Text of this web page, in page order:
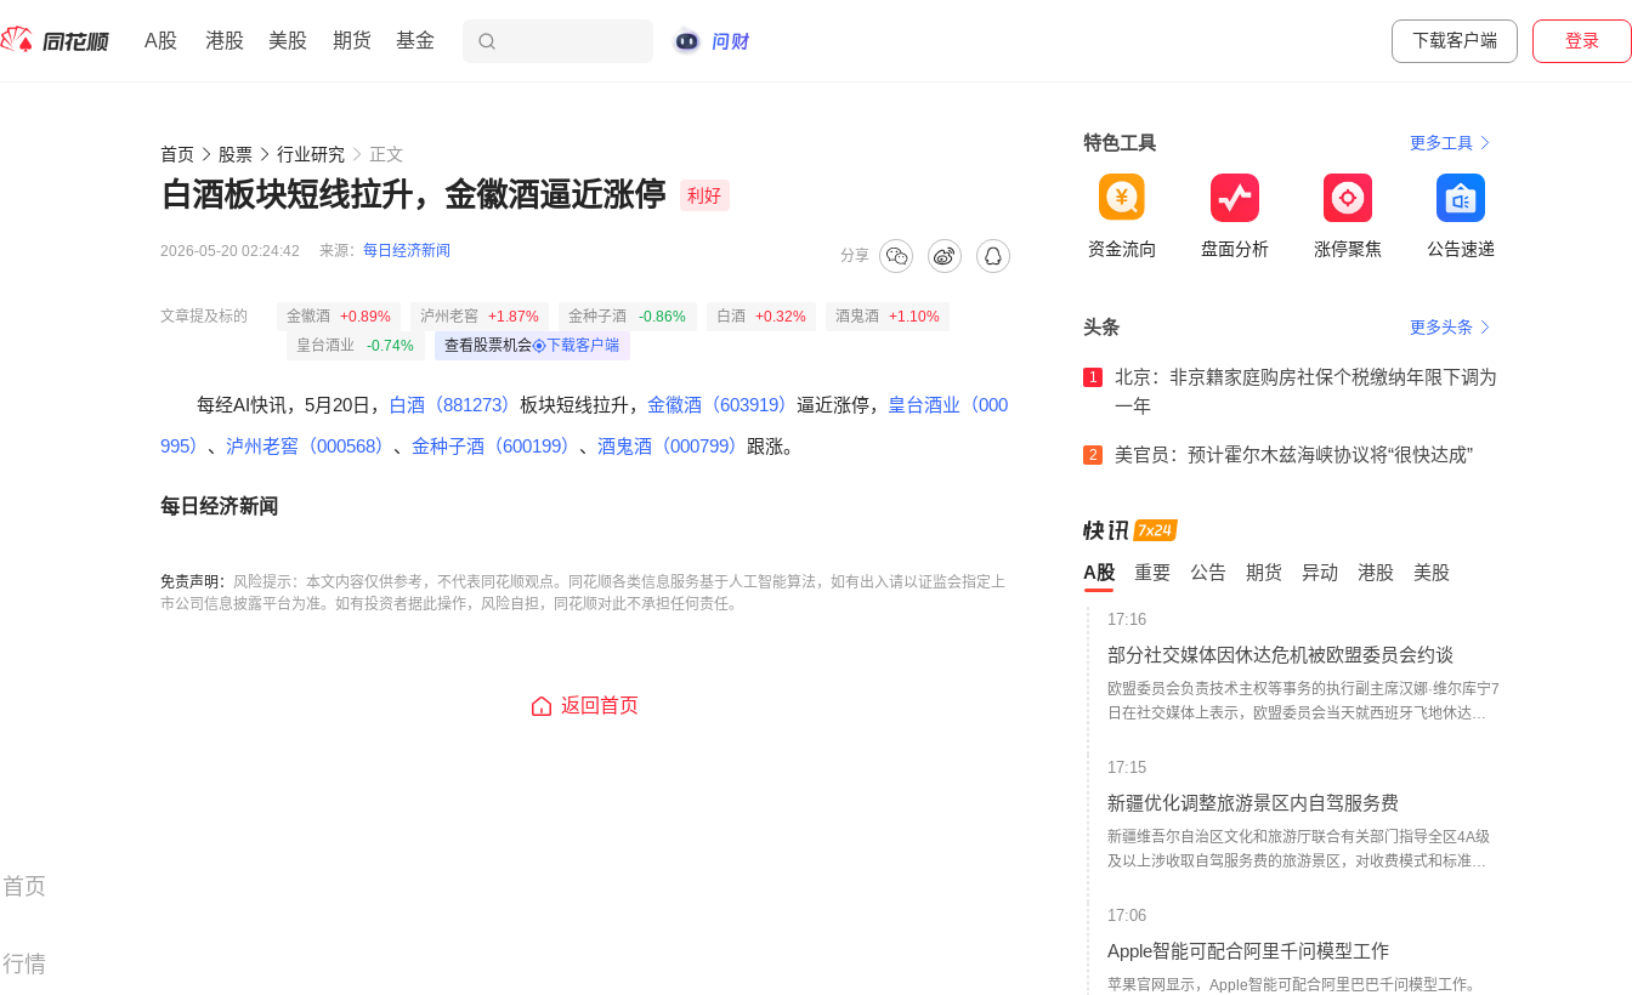
A股 港股 美股 期货 基金 下载客户端 登录
首页
行情
首页 股票 行业研究 正文
白酒板块短线拉升，金徽酒逼近涨停 利好
2026-05-20 02:24:42 来源： 每日经济新闻 分享
文章提及标的 金徽酒 +0.89% 泸州老窖 +1.87% 金种子酒 -0.86% 白酒 +0.32% 酒鬼酒
+1.10%
皇台酒业
-0.74% 查看股票机会 下载客户端
每经AI快讯，5月20日， 白酒（881273） 板块短线拉升， 金徽酒（603919） 逼近涨停， 皇台酒业（000
995） 、 泸州老窖（000568） 、 金种子酒（600199） 、 酒鬼酒（000799） 跟涨。
每日经济新闻
免责声明： 风险提示：本文内容仅供参考，不代表同花顺观点。同花顺各类信息服务基于人工智能算法，如有出入请以证监会指定上
市公司信息披露平台为准。如有投资者据此操作，风险自担，同花顺对此不承担任何责任。
返回首页
特色工具 更多工具
资金流向 盘面分析 涨停聚焦 公告速递
头条 更多头条
1
北京：非京籍家庭购房社保个税缴纳年限下调为
一年
2 美官员：预计霍尔木兹海峡协议将“很快达成”
A股 重要 公告 期货 异动 港股 美股
17:16
部分社交媒体因休达危机被欧盟委员会约谈
欧盟委员会负责技术主权等事务的执行副主席汉娜·维尔库宁7
日在社交媒体上表示，欧盟委员会当天就西班牙飞地休达局
在危机期间加强内容监测并采取果断措施。 维尔库宁在社交
行动，维护数字空间完整性。她表示，平台应加强对相关内
容的监测，并强化与事实核查机构的合作。 休达位于非洲西
北部、直布罗陀海峡附近的地中海沿岸，与摩洛哥接壤。日
牙最严重的边境移民危机。 据德新社等媒体报道，一些进入
放”“休达将提供住宿”以及“进入休达后可继续前往西班牙本土”
等信息。 休达危机也引发了欧盟内部围绕外部边境管控和移
17:15
新疆优化调整旅游景区内自驾服务费
新疆维吾尔自治区文化和旅游厅联合有关部门指导全区4A级
及以上涉收取自驾服务费的旅游景区，对收费模式和标准作
原按“人”收费、按“车”收费全部调整为按“车”收费，根据不同
不超过120元/车，6至7座不超过180元/车，8至19座不超过
300元/车，20座及以上不超过600元/车。因票务系统需调整
17:06
Apple智能可配合阿里千问模型工作
苹果官网显示，Apple智能可配合阿里巴巴千问模型工作。